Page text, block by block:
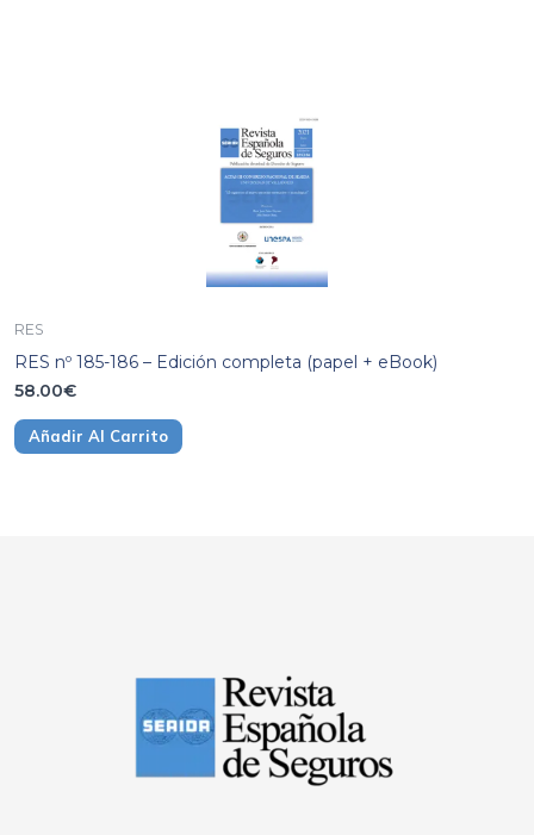
RES
RES nº 185-186 – Edición completa (papel + eBook)
58.00€
Añadir Al Carrito